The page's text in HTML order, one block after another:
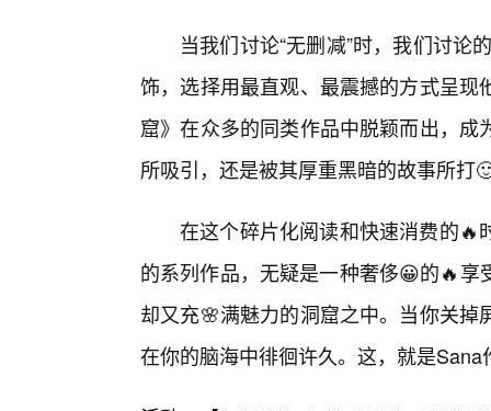
当我们讨论“无删减”时，我们讨论
饰，选择用最直观、最震撼的方式呈
窟》在众多的同类作品中脱颖而出，
所吸引，还是被其厚重黑暗的故事所打
在这个碎片化阅读和快速消费的🔥
的系列作品，无疑是一种奢侈😀的🔥
却又充🌸满魅力的洞窟之中。当你关
在你的脑海中徘徊许久。这，就是Sana